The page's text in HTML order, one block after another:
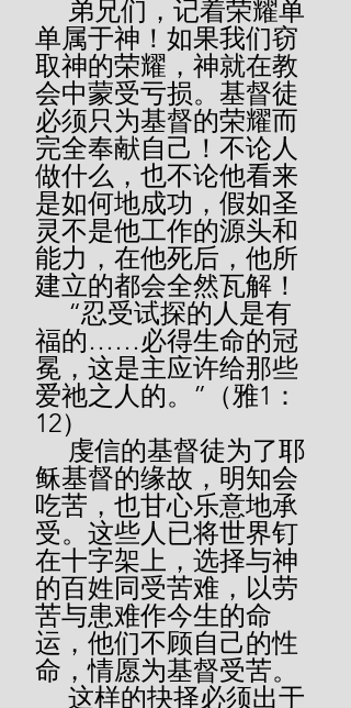
单属于神！如果我们窃
取神的荣耀，神就在教
会中蒙受亏损。基督徒
必须只为基督的荣耀而
完全奉献自己！不论人
做什么，也不论他看来
是如何地成功，假如圣
灵不是他工作的源头和
能力，在他死后，他所
建立的都会全然瓦解！
福的……必得生命的冠
冕，这是主应许给那些
爱祂之人的。”（雅1：
12）
稣基督的缘故，明知会
吃苦，也甘心乐意地承
受。这些人已将世界钉
在十字架上，选择与神
的百姓同受苦难，以劳
苦与患难作今生的命
运，他们不顾自己的性
命，情愿为基督受苦。